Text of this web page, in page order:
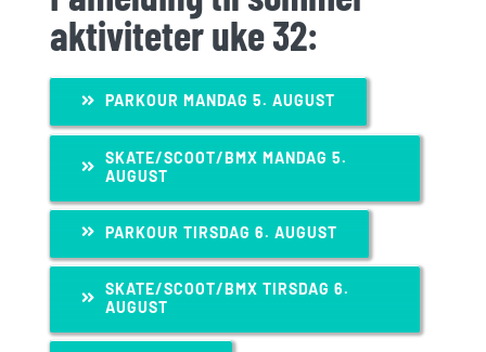
aktiviteter uke 32:
PARKOUR MANDAG 5. AUGUST
SKATE/SCOOT/BMX MANDAG 5.
AUGUST
PARKOUR TIRSDAG 6. AUGUST
SKATE/SCOOT/BMX TIRSDAG 6.
AUGUST